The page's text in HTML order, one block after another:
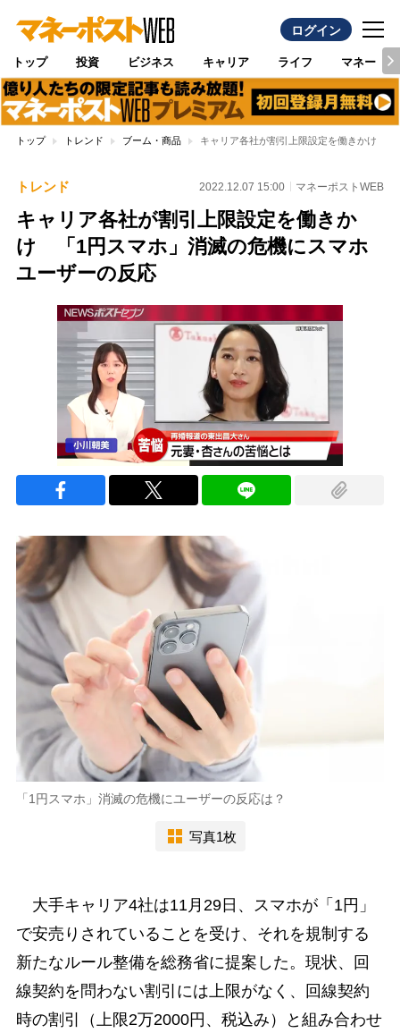
ログイン
トップ 投資 ビジネス キャリア ライフ マネー
トップ トレンド ブーム・商品 キャリア各社が割引上限設定を働きかけ 「
トレンド 2022.12.07 15:00 マネーポストWEB
キャリア各社が割引上限設定を働きか
け 「1円スマホ」消滅の危機にスマホ
ユーザーの反応
「1円スマホ」消滅の危機にユーザーの反応は？
写真1枚
大手キャリア4社は11月29日、スマホが「1円」
で安売りされていることを受け、それを規制する
新たなルール整備を総務省に提案した。現状、回
線契約を問わない割引には上限がなく、回線契約
時の割引（上限2万2000円、税込み）と組み合わせ